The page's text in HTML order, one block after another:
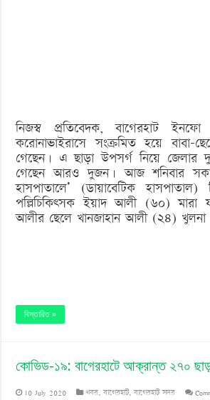
নিজস্ব প্রতিবেদক, বাগেরহাট
করোনাভাইরাসে সংক্রমিত হয়ে বাবা-
গেছেন। এ ছাড়া উপসর্গ নিয়ে জেলার
গেছেন আরও দুজন। আজ শনিবার
হাসপাতালে’ (ডায়াবেটিক হাসপাতাল)
পল্লিচিকিৎসক ইয়াদ আলী (৬০) মারা
আলীর ছেলে খানজাহান আলী (২৪)
বিস্তারিত »
কোভিড-১৯: বাগেরহাটে আক্রান্ত ২৭০
10 July 2020 খবর,বাগেরহাট,বাগেরহাট সদর